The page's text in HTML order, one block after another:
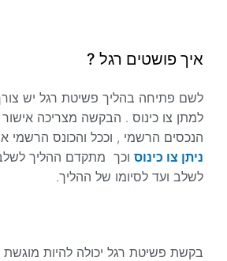
איך פושטים רגל ?
לשם פתיחה בהליך פשיטת רגל יש
למתן צו כינוס . הבקשה מצריכה אישור
הנכסים הרשמי , וככל והכונס הרשמי
ניתן צו כינוס וכך מתקדם ההליך
לשלב ועד לסיומו של ההליך.
בקשת פשיטת רגל יכולה להיות מוגשת